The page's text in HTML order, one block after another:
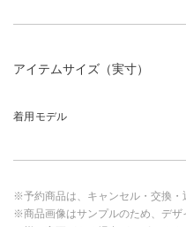
アイテムサイズ（実寸）
着用モデル
※予約商品は、キャンセル・交換・
※商品画像はサンプルのため、デ